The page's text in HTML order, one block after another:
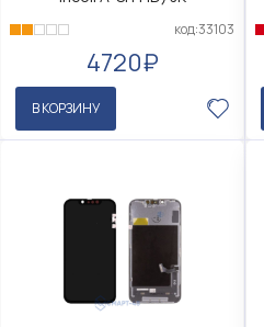
код:33103
4720₽
В КОРЗИНУ